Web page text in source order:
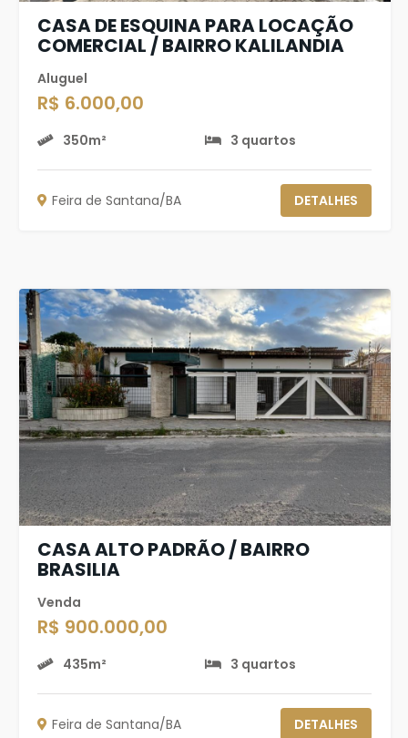
CASA DE ESQUINA PARA LOCAÇÃO
COMERCIAL / BAIRRO KALILANDIA
Aluguel
R$ 6.000,00
350m² 3 quartos
Feira de Santana/BA DETALHES
CASA ALTO PADRÃO / BAIRRO
BRASILIA
Venda
R$ 900.000,00
435m² 3 quartos
Feira de Santana/BA DETALHES